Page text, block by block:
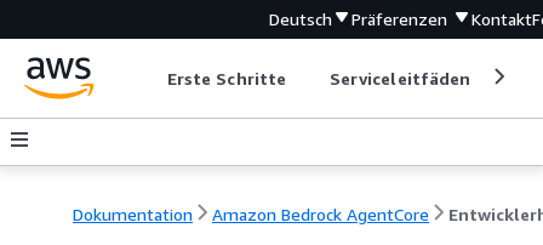
Deutsch Präferenzen Kontakt
Erste Schritte Serviceleitfäden
Dokumentation Amazon Bedrock AgentCore